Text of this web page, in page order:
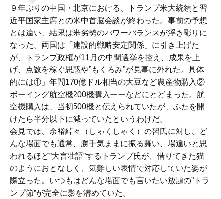
９年ぶりの中国・北京における、トランプ米大統領と習
近平国家主席との米中首脳会談が終わった。事前の予想
とは違い、結果は米劣勢のパワーバランスが浮き彫りに
なった。両国は「建設的戦略安定関係」に引き上げた
が、トランプ政権が11月の中間選挙を控え、成果を上
げ、点数を稼ぐ思惑や”もくろみ”が見事に外れた。具体
的には①」年間170億ドル相当の大豆など農産物購入②
ボーイング航空機200機購入ーーなどにとどまった。航
空機購入は、当初500機と伝えられていたが、ふたを開
けたら半分以下に減っていたというわけだ。
会見では、余裕綽々（しゃくしゃく）の習氏に対し、ど
んな場面でも通常、勝手気ままに振る舞い、場違いと思
われるほど”大言壮語”するトランプ氏が、借りてきた猫
のようにおとなしく、気難しい表情で対応していた姿が
際立った。いつもはどんな場面でも言いたい放題の”トラ
ンプ節”が完全に影を潜めていた。